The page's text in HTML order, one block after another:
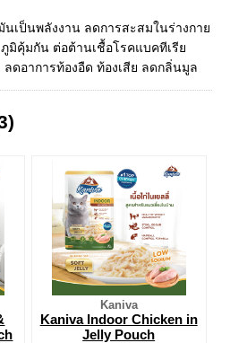
เป็นพลังงาน ลดการสะสมในร่างกาย
มิคุ้มกัน ต่อต้านเชื้อโรคแบคทีเรีย
ดอาการท้องอืด ท้องเสีย ลดกลิ่นมูล
Kaniva
Kaniva Indoor Chicken in
Jelly Pouch